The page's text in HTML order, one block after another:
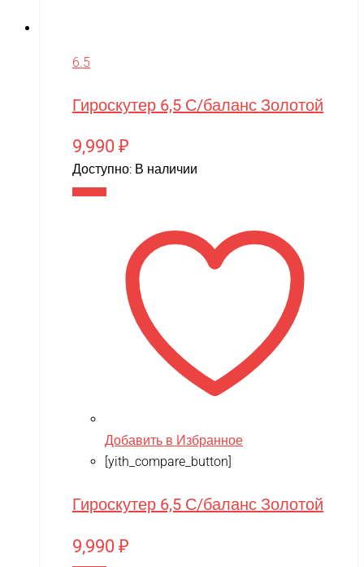
6.5
Гироскутер 6,5 С/баланс Золотой
9,990 ₽
Доступно: В наличии
Добавить в Избранное
[yith_compare_button]
Гироскутер 6,5 С/баланс Золотой
9,990 ₽